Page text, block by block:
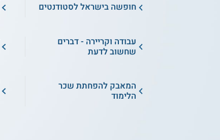
חופשה בישראל לסטודנטים
עבודה וקריירה - דברים
שחשוב לדעת
המאבק להפחתת שכר
הלימוד